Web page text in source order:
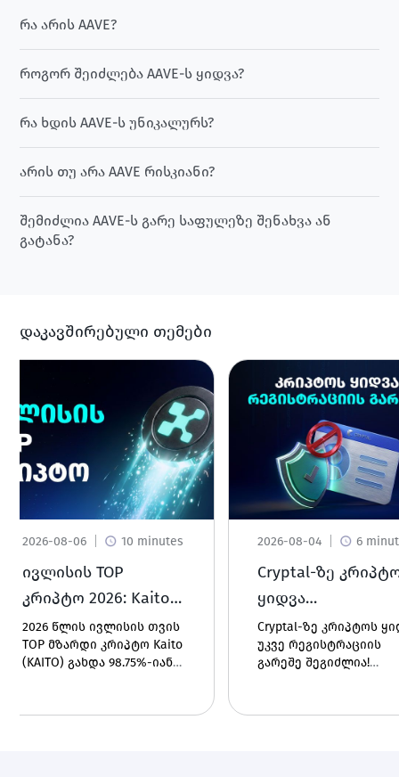
რა არის AAVE?
როგორ შეიძლება AAVE-ს ყიდვა?
რა ხდის AAVE-ს უნიკალურს?
არის თუ არა AAVE რისკიანი?
შემიძლია AAVE-ს გარე საფულეზე შენახვა ან
გატანა?
დაკავშირებული თემები
2026-08-06 10 minutes
ივლისის TOP
კრიპტო 2026: Kaito
(KAITO)
2026 წლის ივლისის თვის
TOP მზარდი კრიპტო Kaito
(KAITO) გახდა 98.75%-იანი
მუშაობს ის და რა გახდა
2026-08-04 6
Cryptal-ზე
ყიდვა
რეგისტრაციის
გარეშე - რა
გელოდება?
Cryptal-ზე კრიპტოს
უკვე რეგისტრაციის
გარეშე შეგიძლია!
ნომრით გაგზავნე